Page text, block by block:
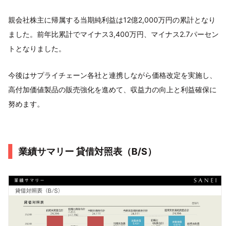
親会社株主に帰属する当期純利益は12億2,000万円の累計となり
ました。前年比累計でマイナス3,400万円、マイナス2.7パーセン
トとなりました。
今後はサプライチェーン各社と連携しながら価格改定を実施し、
高付加価値製品の販売強化を進めて、収益力の向上と利益確保に
努めます。
業績サマリー 貸借対照表（B/S）